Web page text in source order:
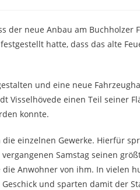
der neue Anbau am Buchholzer
hatte, dass das alte
und eine neue
einen Teil seiner
konnte.
einzelnen Gewerke. Hierfür
Samstag seinen
Anwohner von ihm. In vielen
und sparten damit der